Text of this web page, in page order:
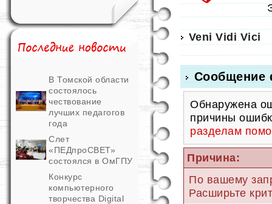
В Томской области
состоялось
чествование
лучших педагогов
года
Слет
«ПЕДпроСВЕТ»
состоялся в ОмГПУ
Конкурс
компьютерного
творчества Digital
Veni Vidi Vici
Сообщение
Обнаружена
причины
разделам
Причина:
По вашему
Расширьте